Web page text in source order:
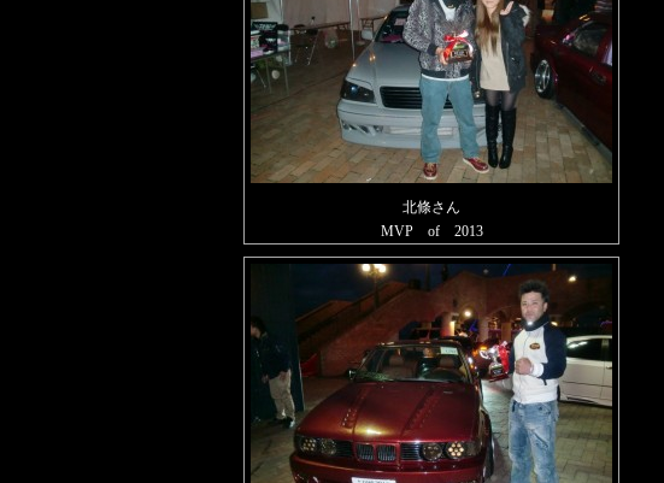
北條さん
MVP of 2013